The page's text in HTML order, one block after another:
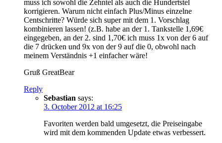
muss ich sowohl die Zehntel als auch die Hundertstel
korrigieren. Warum nicht einfach Plus/Minus einzelne
Centschritte? Würde sich super mit dem 1. Vorschlag
kombinieren lassen! (z.B. habe an der 1. Tankstelle 1,69€
eingegeben, an der 2. sind 1,70€ ich muss 1x von der 6 auf
die 7 drücken und 9x von der 9 auf die 0, obwohl nach
meinem Verständnis +1 einfacher wäre!
Gruß GreatBear
Reply
Sebastian says:
3. October 2012 at 16:25
Favoriten werden bald umgesetzt, die Preiseingabe
wird mit dem kommenden Update etwas verbessert.